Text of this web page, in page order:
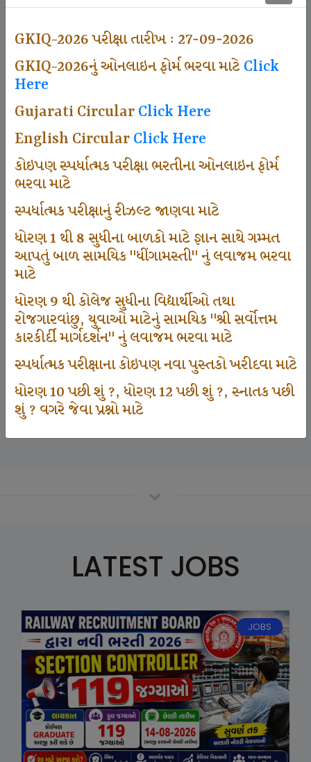
GKIQ-2026 પરીક્ષા તારીખ : 27-09-2026
GKIQ-2026નું ઓનલાઇન ફોર્મ ભરવા માટેClick
Here
Gujarati CircularClick Here
English CircularClick Here
કોઇપણ સ્પર્ધાત્મક પરીક્ષા ભરતીના ઓનલાઇન ફોર્મ
ભરવા માટે
સ્પર્ધાત્મક પરીક્ષાનું રીઝલ્ટ જાણવા માટે
ધોરણ 1 થી 8 સુધીના બાળકો માટે જ્ઞાન સાથે ગમ્મત
આપતું બાળ સામયિક "ધીંગામસ્તી" નું લવાજમ ભરવા
માટે
ધોરણ 9 થી કોલેજ સુધીના વિદ્યાર્થીઓ તથા
રોજગારવાંછુ, યુવાઓ માટેનું સામયિક "શ્રી સર્વોત્તમ
કારકીર્દી માર્ગદર્શન" નું લવાજમ ભરવા માટે
સ્પર્ધાત્મક પરીક્ષાના કોઇપણ નવા પુસ્તકો ખરીદવા માટે
ધોરણ 10 પછી શું ?, ધોરણ 12 પછી શું ?, સ્નાતક પછી
શું ? વગરે જેવા પ્રશ્નો માટે
501
Dhingamasti Subscription
672
1000
Participate School In GKIQ
125000
LATEST JOBS
JOBS